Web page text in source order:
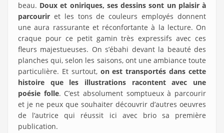
beau. Doux et oniriques, ses dessins sont un plaisir à
parcourir et les tons de couleurs employés donnent
une aura rassurante et réconfortante à la lecture. On
craque pour ce petit gamin très expressifs avec ces
fleurs majestueuses. On s’ébahi devant la beauté des
planches qui, selon les saisons, ont une ambiance toute
particulière. Et surtout, on est transportés dans cette
histoire que les illustrations racontent avec une
poésie folle. C’est absolument somptueux à parcourir
et je ne peux que souhaiter découvrir d’autres oeuvres
de l’autrice qui réussit ici avec brio sa première
publication.